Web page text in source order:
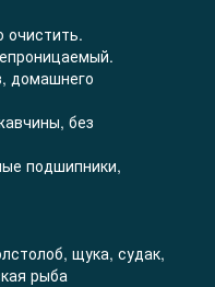
очистить.
домашнего
без
подшипники,
щука, судак,
рыба